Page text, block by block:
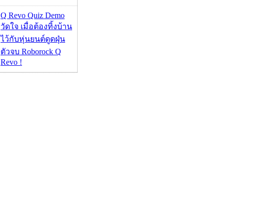
Q Revo Quiz Demo
วัดใจ เมื่อต้องทิ้งบ้าน
ไว้กับหุ่นยนต์ดูดฝุ่น
ตัวจบ Roborock Q
Revo !